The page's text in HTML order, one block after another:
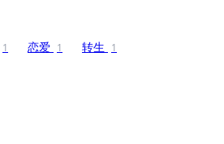
1 恋爱 1 转生 1